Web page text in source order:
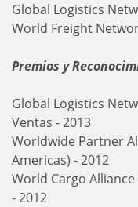
Global Logistics
World Freight
Premios y
Global Logistics
Ventas - 2013
Worldwide Partner
Americas) - 2012
World Cargo
- 2012